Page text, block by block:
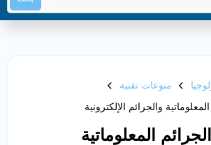
منوعات تقنية
والجرائم الإلكترونية
المعلوماتية